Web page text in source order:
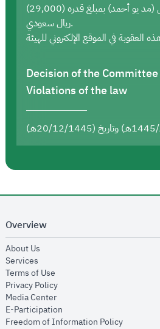
أولا: فرض غرامة على (مد يو أحمد) بمبلغ قدره (29,000)
ريال سعودي.
Decision of the
Violations of the law
Overview
About Us
Services
Terms of Use
Privacy Policyopens in new window
Media Centeropens in new window
E-Participation
Freedom of Information Policyopens in